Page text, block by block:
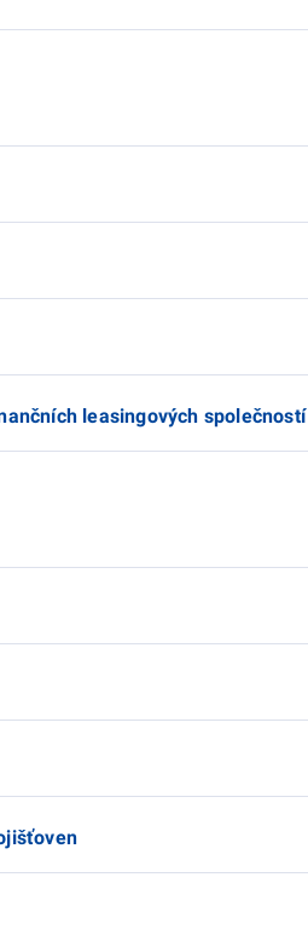
leasingových společností